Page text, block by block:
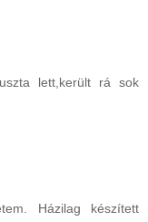
lett,került rá sok
Házilag készített